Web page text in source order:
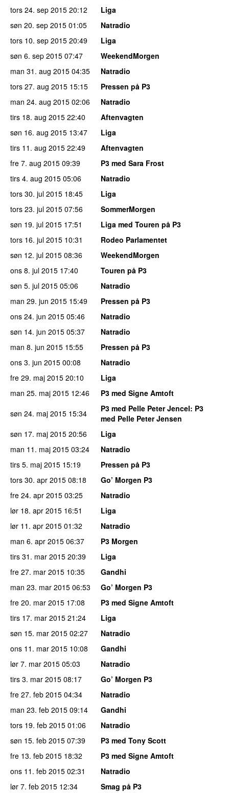
tors 24. sep 2015 20:12
Liga
søn 20. sep 2015 01:05
Natradio
tors 10. sep 2015 20:49
Liga
søn 6. sep 2015 07:47
WeekendMorgen
man 31. aug 2015 04:35
Natradio
tors 27. aug 2015 15:15
Pressen på P3
man 24. aug 2015 02:06
Natradio
tirs 18. aug 2015 22:40
Aftenvagten
søn 16. aug 2015 13:47
Liga
tirs 11. aug 2015 22:49
Aftenvagten
fre 7. aug 2015 09:39
P3 med Sara Frost
tirs 4. aug 2015 05:06
Natradio
tors 30. jul 2015 18:45
Liga
tors 23. jul 2015 07:56
SommerMorgen
søn 19. jul 2015 17:51
Liga med Touren på P3
tors 16. jul 2015 10:31
Rodeo Parlamentet
søn 12. jul 2015 08:36
WeekendMorgen
ons 8. jul 2015 17:40
Touren på P3
søn 5. jul 2015 05:06
Natradio
man 29. jun 2015 15:49
Pressen på P3
ons 24. jun 2015 05:46
Natradio
søn 14. jun 2015 05:37
Natradio
man 8. jun 2015 15:55
Pressen på P3
ons 3. jun 2015 00:08
Natradio
fre 29. maj 2015 20:10
Liga
man 25. maj 2015 12:46
P3 med Signe Amtoft
søn 24. maj 2015 15:34 P3 med Pelle Peter Jencel: P3
med Pelle Peter Jensen
søn 17. maj 2015 20:56
Liga
man 11. maj 2015 03:24
Natradio
tirs 5. maj 2015 15:19
Pressen på P3
tors 30. apr 2015 08:18
Go’ Morgen P3
fre 24. apr 2015 03:25
Natradio
lør 18. apr 2015 16:51
Liga
lør 11. apr 2015 01:32
Natradio
man 6. apr 2015 06:37
P3 Morgen
tirs 31. mar 2015 20:39
Liga
fre 27. mar 2015 10:35
Gandhi
man 23. mar 2015 06:53
Go’ Morgen P3
fre 20. mar 2015 17:08
P3 med Signe Amtoft
tirs 17. mar 2015 21:24
Liga
søn 15. mar 2015 02:27
Natradio
ons 11. mar 2015 10:08
Gandhi
lør 7. mar 2015 05:03
Natradio
tirs 3. mar 2015 08:17
Go’ Morgen P3
fre 27. feb 2015 04:34
Natradio
man 23. feb 2015 09:14
Gandhi
tors 19. feb 2015 01:06
Natradio
søn 15. feb 2015 07:39
P3 med Tony Scott
fre 13. feb 2015 18:32
P3 med Signe Amtoft
ons 11. feb 2015 02:31
Natradio
lør 7. feb 2015 12:34 Smag på P3